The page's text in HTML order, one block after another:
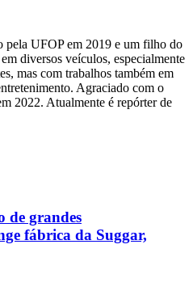
pela UFOP em 2019 e um filho do
diversos veículos, especialmente
mas com trabalhos também em
Agraciado com o
2022. Atualmente é repórter de
de grandes
fábrica da Suggar,